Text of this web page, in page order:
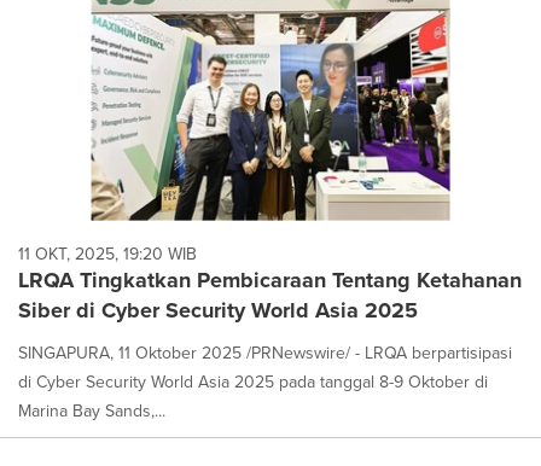
11 OKT, 2025, 19:20 WIB
LRQA Tingkatkan Pembicaraan Tentang Ketahanan
Siber di Cyber Security World Asia 2025
SINGAPURA, 11 Oktober 2025 /PRNewswire/ - LRQA berpartisipasi
di Cyber Security World Asia 2025 pada tanggal 8-9 Oktober di
Marina Bay Sands,...